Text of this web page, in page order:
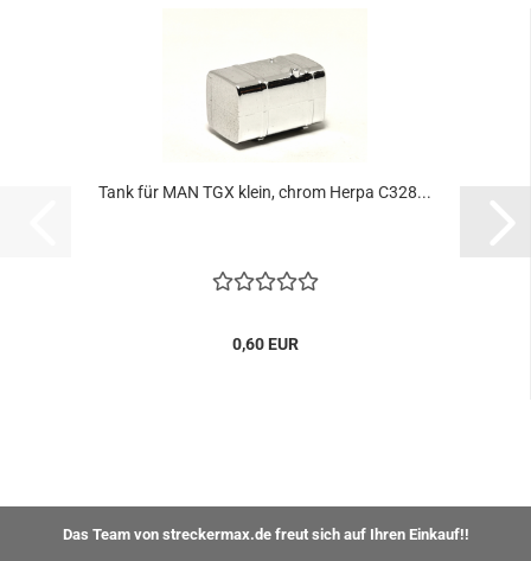
Tank für MAN TGX klein, chrom Herpa C328...
0,60 EUR
Das Team von streckermax.de freut sich auf Ihren Einkauf!!